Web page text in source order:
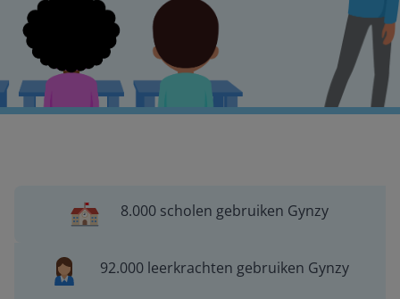
8.000 scholen gebruiken Gynzy
92.000 leerkrachten gebruiken Gynzy